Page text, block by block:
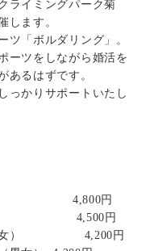
ライミングパーク菊
します。
ツ「ボルダリング」。
ーツをしながら婚活を
あるはずです。
っかりサポートいたし
） 4,800円
） 4,500円
女） 4,200円